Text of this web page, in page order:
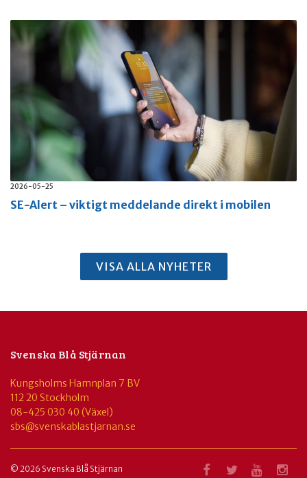
2026-05-25
SE-Alert – viktigt meddelande direkt i mobilen
VISA ALLA NYHETER
Svenska Blå Stjärnan
Kungsholms Hamnplan 7 BV
112 20 Stockholm
08-425 030 40 (Växel)
sbs@svenskablastjarnan.se
© 2026 Svenska Blå Stjärnan